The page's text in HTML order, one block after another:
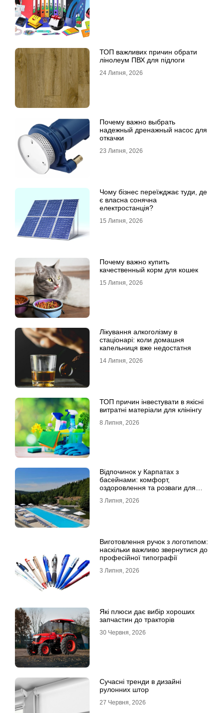
ТОП важливих причин обрати
лінолеум ПВХ для підлоги
24 Липня, 2026
Почему важно выбрать
надежный дренажный насос для
откачки
23 Липня, 2026
Чому бізнес переїжджає туди, де
є власна сонячна
електростанція?
15 Липня, 2026
Почему важно купить
качественный корм для кошек
15 Липня, 2026
Лікування алкоголізму в
стаціонарі: коли домашня
капельниця вже недостатня
14 Липня, 2026
ТОП причин інвестувати в якісні
витратні матеріали для клінінгу
8 Липня, 2026
Відпочинок у Карпатах з
басейнами: комфорт,
оздоровлення та розваги для
3 Липня, 2026
Виготовлення ручок з логотипом:
наскільки важливо звернутися до
професійної типографії
3 Липня, 2026
Які плюси дає вибір хороших
запчастин до тракторів
30 Червня, 2026
Сучасні тренди в дизайні
рулонних штор
27 Червня, 2026